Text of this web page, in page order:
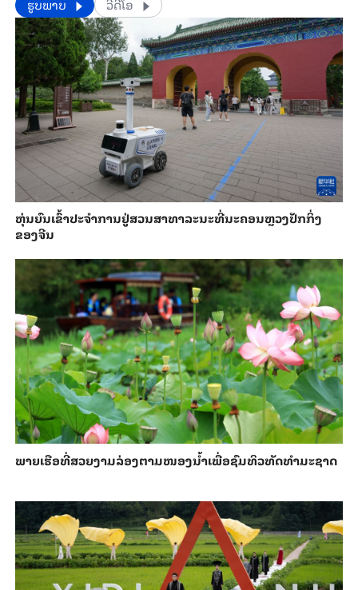
​​ຮູບພາບ ວີດີໂອ
​ຫຸ່ນ​ຍົນ​ເຂົ້າ​ປະ​ຈຳ​ການ​ຢູ່​ສວນ​ສາ​ທາ​ລະ​ນະ​ທີ່​ນະ​ຄອນຫຼວງ​ປັກ​ກິ່ງ​
ຂອງ​ຈີນ
ພາຍ​ເຮືອທີ່​ສວຍ​ງາມ​ລ່ອງ​ຕາມ​​ໜອງນ້ຳ​​ເພື່ອ​ຊົມ​ທິວ​ທັດ​ທຳ​ມະ​ຊາດ